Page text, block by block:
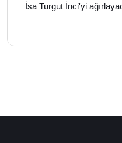
İsa Turgut İnci'yi